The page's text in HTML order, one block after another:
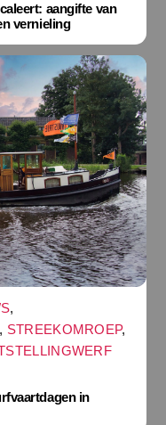
aangifte van
vernieling
,
, STREEKOMROEP,
in